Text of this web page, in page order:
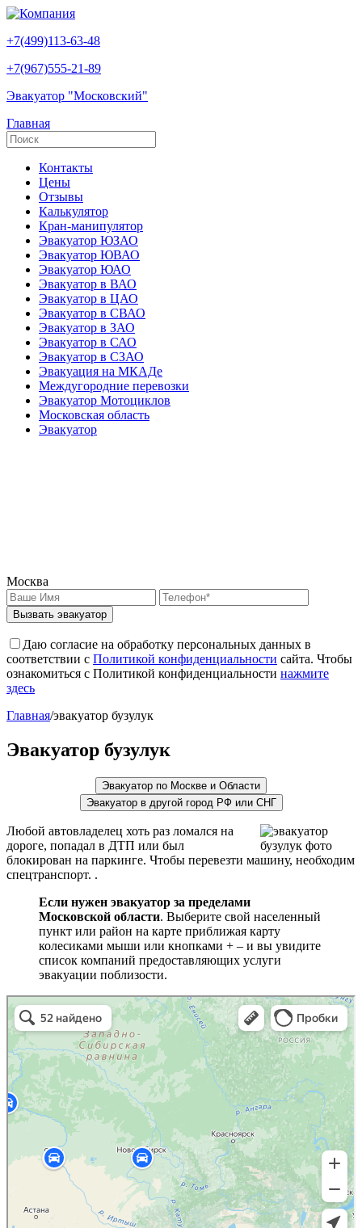
+7(499)113-63-48
+7(967)555-21-89
Эвакуатор "Московский"
Главная
Контакты
Цены
Отзывы
Калькулятор
Кран-манипулятор
Эвакуатор ЮЗАО
Эвакуатор ЮВАО
Эвакуатор ЮАО
Эвакуатор в ВАО
Эвакуатор в ЦАО
Эвакуатор в СВАО
Эвакуатор в ЗАО
Эвакуатор в САО
Эвакуатор в СЗАО
Эвакуация на МКАДе
Междугородние перевозки
Эвакуатор Мотоциклов
Московская область
Эвакуатор
Москва
Вызвать эвакуатор
Даю согласие на обработку персональных данных в
соответствии с Политикой конфиденциальности сайта. Чтобы
ознакомиться с Политикой конфиденциальности нажмите
здесь
Главная/эвакуатор бузулук
Эвакуатор бузулук
Эвакуатор по Москве и Области
Эвакуатор в другой город РФ или СНГ
Любой автовладелец хоть раз ломался на
дороге, попадал в ДТП или был
блокирован на паркинге. Чтобы перевезти машину, необходим
спецтранспорт. .
Если нужен эвакуатор за пределами
Московской области. Выберите свой населенный
пункт или район на карте приближая карту
колесиками мыши или кнопками + – и вы увидите
список компаний предоставляющих услуги
эвакуации поблизости.
эвакуаторы на карте
Волоколамск